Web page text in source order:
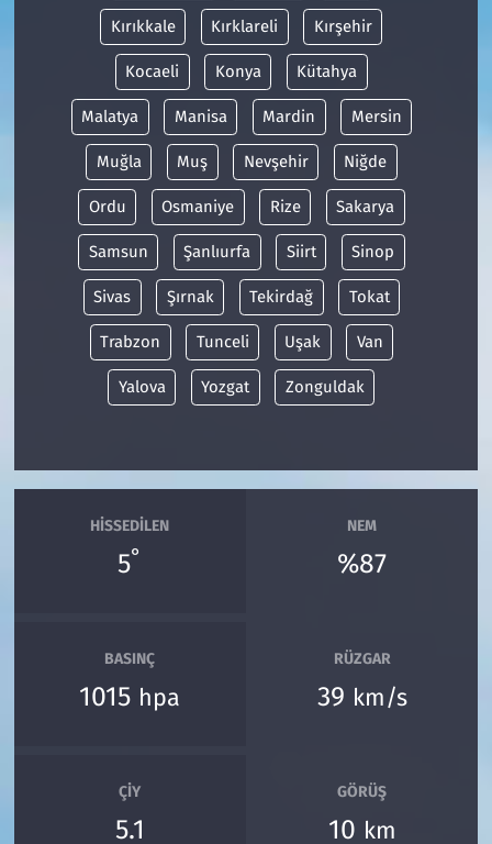
Kırıkkale Kırklareli Kırşehir
Kocaeli Konya Kütahya
Malatya Manisa Mardin Mersin
Muğla Muş Nevşehir Niğde
Ordu Osmaniye Rize Sakarya
Samsun Şanlıurfa Siirt Sinop
Sivas Şırnak Tekirdağ Tokat
Trabzon Tunceli Uşak Van
Yalova Yozgat Zonguldak
HISSEDILEN
5°
NEM
%87
BASINÇ
1015 hpa
RÜZGAR
39 km/s
ÇIY
5.1
GÖRÜŞ
10 km